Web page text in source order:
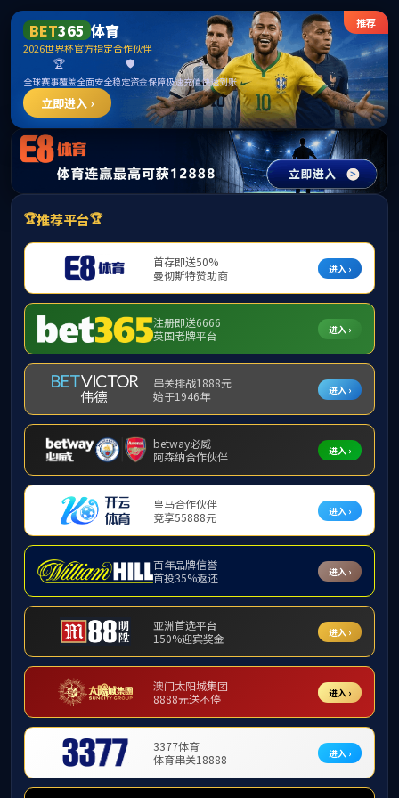
365英国上市公司(CHN-VIP认证)官网|Official
Website
提示：访问地址无效，allen-bradley-1305-ba09a-hap找不到对应的栏
目！
首页